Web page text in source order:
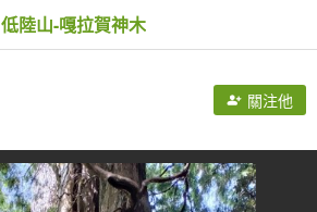
低陸山-嘎拉賀神木
關注他